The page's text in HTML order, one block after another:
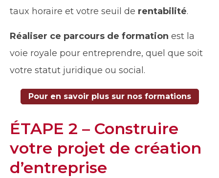
taux horaire et votre seuil de rentabilité.
Réaliser ce parcours de formation est la
voie royale pour entreprendre, quel que soit
votre statut juridique ou social.
Pour en savoir plus sur nos formations
ÉTAPE 2 – Construire
votre projet de création
d’entreprise